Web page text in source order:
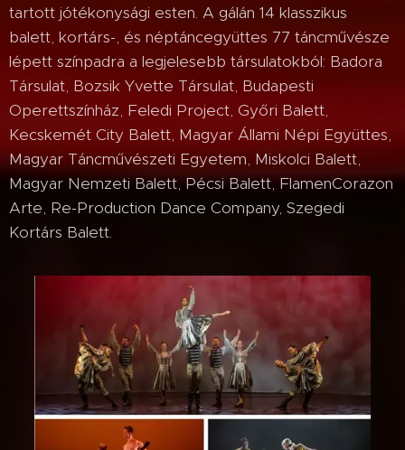
tartott jótékonysági esten. A gálán 14 klasszikus
balett, kortárs-, és néptáncegyüttes 77 táncművésze
lépett színpadra a legjelesebb társulatokból: Badora
Társulat, Bozsik Yvette Társulat, Budapesti
Operettszínház, Feledi Project, Győri Balett,
Kecskemét City Balett, Magyar Állami Népi Együttes,
Magyar Táncművészeti Egyetem, Miskolci Balett,
Magyar Nemzeti Balett, Pécsi Balett, FlamenCorazon
Arte, Re-Production Dance Company, Szegedi
Kortárs Balett.